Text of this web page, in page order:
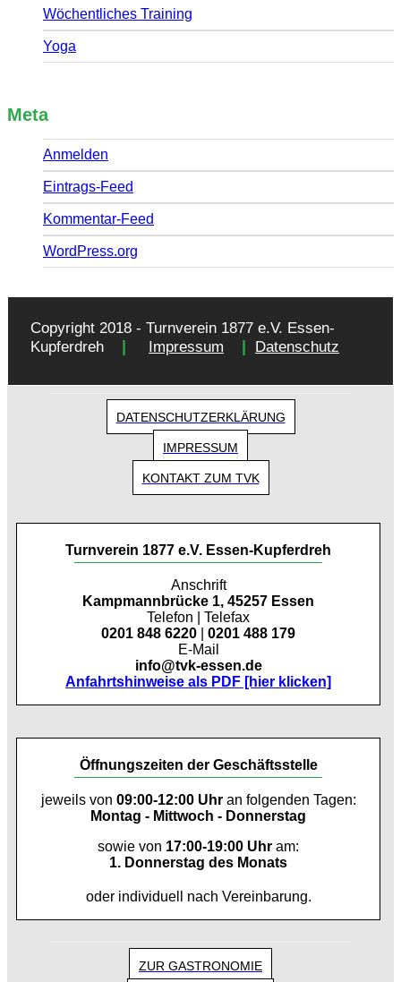
Wöchentliches Training
Yoga
Meta
Anmelden
Eintrags-Feed
Kommentar-Feed
WordPress.org
Copyright 2018 - Turnverein 1877 e.V. Essen-
Kupferdreh
| Impressum | Datenschutz
DATENSCHUTZERKLÄRUNG
IMPRESSUM
KONTAKT ZUM TVK
Turnverein 1877 e.V. Essen-Kupferdreh
Anschrift
Kampmannbrücke 1, 45257 Essen
Telefon | Telefax
0201 848 6220
0201 488 179
E-Mail
info@tvk-essen.de
Anfahrtshinweise als PDF [hier klicken]
Öffnungszeiten der Geschäftsstelle
jeweils von 09:00-12:00 Uhran folgenden Tagen:
Montag - Mittwoch - Donnerstag
sowie von 17:00-19:00 Uhr am:
1. Donnerstag des Monats
oder individuell nach Vereinbarung.
ZUR GASTRONOMIE